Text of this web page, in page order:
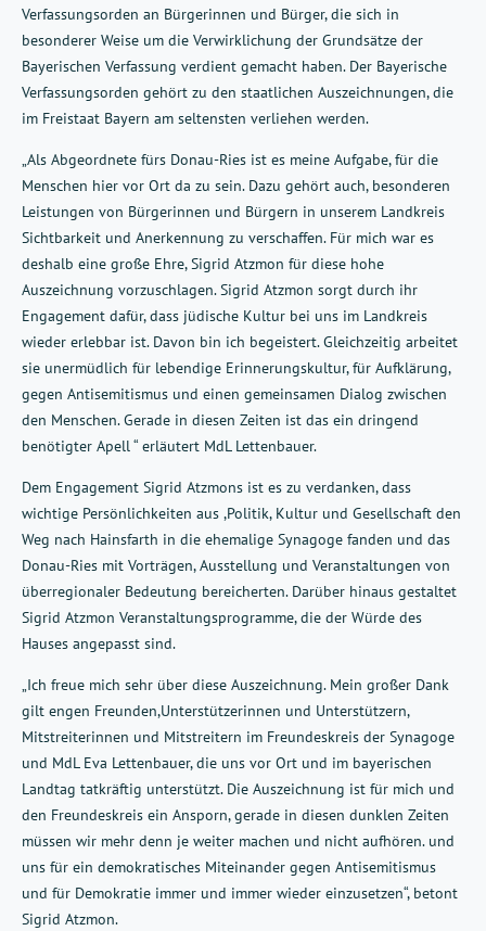
Verfassungsorden an Bürgerinnen und Bürger, die sich in
besonderer Weise um die Verwirklichung der Grundsätze der
Bayerischen Verfassung verdient gemacht haben. Der Bayerische
Verfassungsorden gehört zu den staatlichen Auszeichnungen, die
im Freistaat Bayern am seltensten verliehen werden.
„Als Abgeordnete fürs Donau-Ries ist es meine Aufgabe, für die
Menschen hier vor Ort da zu sein. Dazu gehört auch, besonderen
Leistungen von Bürgerinnen und Bürgern in unserem Landkreis
Sichtbarkeit und Anerkennung zu verschaffen. Für mich war es
deshalb eine große Ehre, Sigrid Atzmon für diese hohe
Auszeichnung vorzuschlagen. Sigrid Atzmon sorgt durch ihr
Engagement dafür, dass jüdische Kultur bei uns im Landkreis
wieder erlebbar ist. Davon bin ich begeistert. Gleichzeitig arbeitet
sie unermüdlich für lebendige Erinnerungskultur, für Aufklärung,
gegen Antisemitismus und einen gemeinsamen Dialog zwischen
den Menschen. Gerade in diesen Zeiten ist das ein dringend
benötigter Apell “ erläutert MdL Lettenbauer.
Dem Engagement Sigrid Atzmons ist es zu verdanken, dass
wichtige Persönlichkeiten aus ,Politik, Kultur und Gesellschaft den
Weg nach Hainsfarth in die ehemalige Synagoge fanden und das
Donau-Ries mit Vorträgen, Ausstellung und Veranstaltungen von
überregionaler Bedeutung bereicherten. Darüber hinaus gestaltet
Sigrid Atzmon Veranstaltungsprogramme, die der Würde des
Hauses angepasst sind.
„Ich freue mich sehr über diese Auszeichnung. Mein großer Dank
gilt engen Freunden,Unterstützerinnen und Unterstützern,
Mitstreiterinnen und Mitstreitern im Freundeskreis der Synagoge
und MdL Eva Lettenbauer, die uns vor Ort und im bayerischen
Landtag tatkräftig unterstützt. Die Auszeichnung ist für mich und
den Freundeskreis ein Ansporn, gerade in diesen dunklen Zeiten
müssen wir mehr denn je weiter machen und nicht aufhören. und
uns für ein demokratisches Miteinander gegen Antisemitismus
und für Demokratie immer und immer wieder einzusetzen“, betont
Sigrid Atzmon.